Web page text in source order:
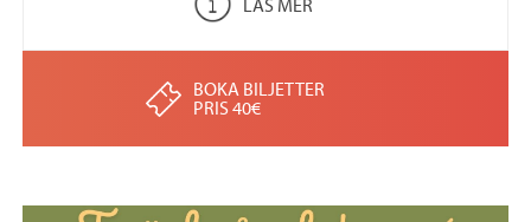
BOKA BILJETTER
PRIS 40€